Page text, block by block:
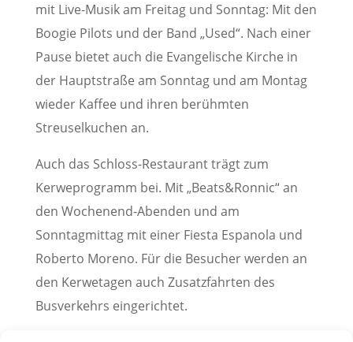
mit Live-Musik am Freitag und Sonntag: Mit den
Boogie Pilots und der Band „Used“. Nach einer
Pause bietet auch die Evangelische Kirche in
der Hauptstraße am Sonntag und am Montag
wieder Kaffee und ihren berühmten
Streuselkuchen an.
Auch das Schloss-Restaurant trägt zum
Kerweprogramm bei. Mit „Beats&Ronnic“ an
den Wochenend-Abenden und am
Sonntagmittag mit einer Fiesta Espanola und
Roberto Moreno. Für die Besucher werden an
den Kerwetagen auch Zusatzfahrten des
Busverkehrs eingerichtet.